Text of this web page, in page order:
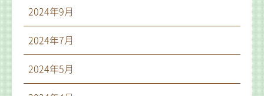
2024年9月
2024年7月
2024年5月